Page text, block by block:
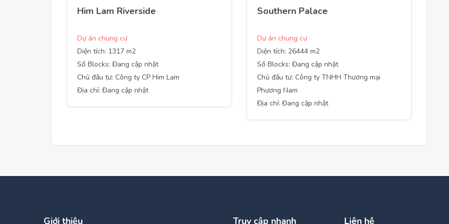
Him Lam Riverside
Dự án chung cư
Diện tích: 1317 m2
Số Blocks: Đang cập nhật
Chủ đầu tư: Công ty CP Him Lam
Địa chỉ: Đang cập nhật
Southern Palace
Dự án chung cư
Diện tích: 26444 m2
Số Blocks: Đang cập nhật
Chủ đầu tư: Công ty TNHH Thương mại
Phương Nam
Địa chỉ: Đang cập nhật
Giới thiệu Truy cập nhanh Liên hệ